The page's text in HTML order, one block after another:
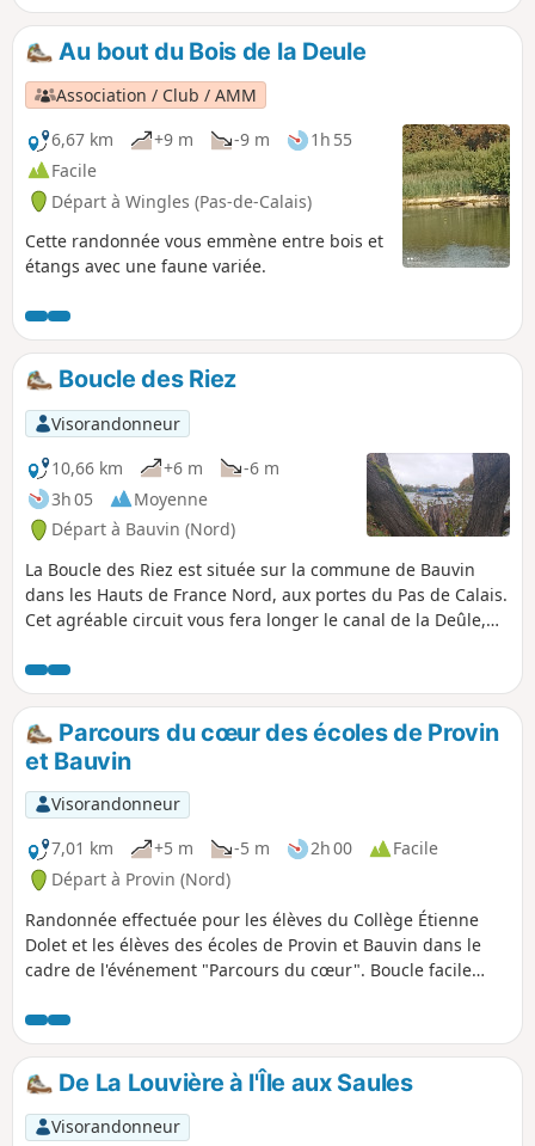
Au bout du Bois de la Deule
Association / Club / AMM
6,67 km
+9 m -9 m
1h 55
Facile
Départ à Wingles (Pas-de-Calais)
Cette randonnée vous emmène entre bois et
étangs avec une faune variée.
Boucle des Riez
Visorandonneur
10,66 km
+6 m
-6 m
3h 05
Moyenne
Départ à Bauvin (Nord)
La Boucle des Riez est située sur la commune de Bauvin
dans les Hauts de France Nord, aux portes du Pas de Calais.
Cet agréable circuit vous fera longer le canal de la Deûle,
saules. Au bord des étangs, de nombreuses tables de pique
nique y attendent les randonneurs.
Parcours du cœur des écoles de Provin
et Bauvin
Visorandonneur
7,01 km
+5 m -5 m 2h 00
Facile
Départ à Provin (Nord)
Randonnée effectuée pour les élèves du Collège Étienne
Dolet et les élèves des écoles de Provin et Bauvin dans le
cadre de l'événement "Parcours du cœur". Boucle facile
et empruntant des chemins et routes. Ce parcours s'adresse
en particulier à un public scolaire.
De La Louvière à l'Île aux Saules
Visorandonneur